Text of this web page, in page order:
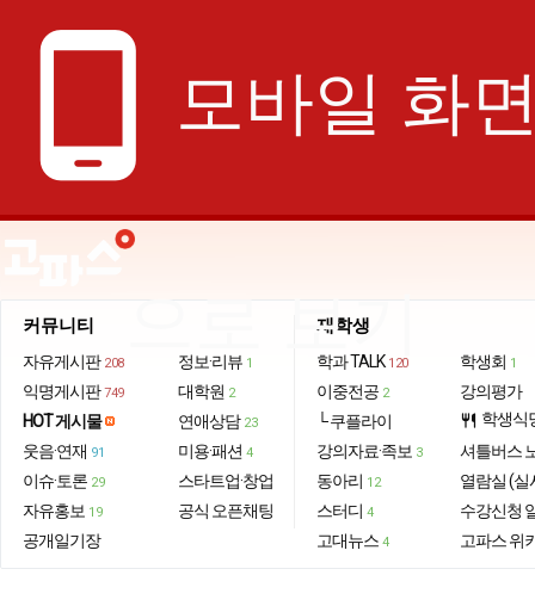
phone_android 모바일 화
으로 보기
커뮤니티
자유게시판 208
익명게시판 749
HOT 게시물
웃음·연재 91
이슈·토론 29
자유홍보 19
공개일기장
정보·리뷰 1
대학원 2
연애상담 23
미용·패션 4
스타트업·창업
공식 오픈채팅
재학생
학과 TALK 120
이중전공 2
└ 쿠플라이
강의자료·족보 3
동아리 12
스터디 4
고대뉴스 4
학생회 1
강의평가
restaurant 학생식
셔틀버스
열람실 (실
수강신청
고파스 위